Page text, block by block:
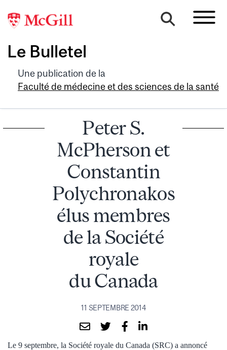
Le Bulletel
Une publication de la
Faculté de médecine et des sciences de la santé
Peter S.
McPherson et
Constantin
Polychronakos
élus membres
de la Société
royale
du Canada
11 SEPTEMBRE 2014
Le 9 septembre, la Société royale du Canada (SRC) a annoncé